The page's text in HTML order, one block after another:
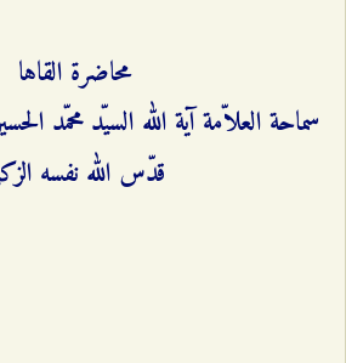
محاضرة القاها
سماحة العلاّمة آية الله السيّد محمّد
قدّس الله نفسه